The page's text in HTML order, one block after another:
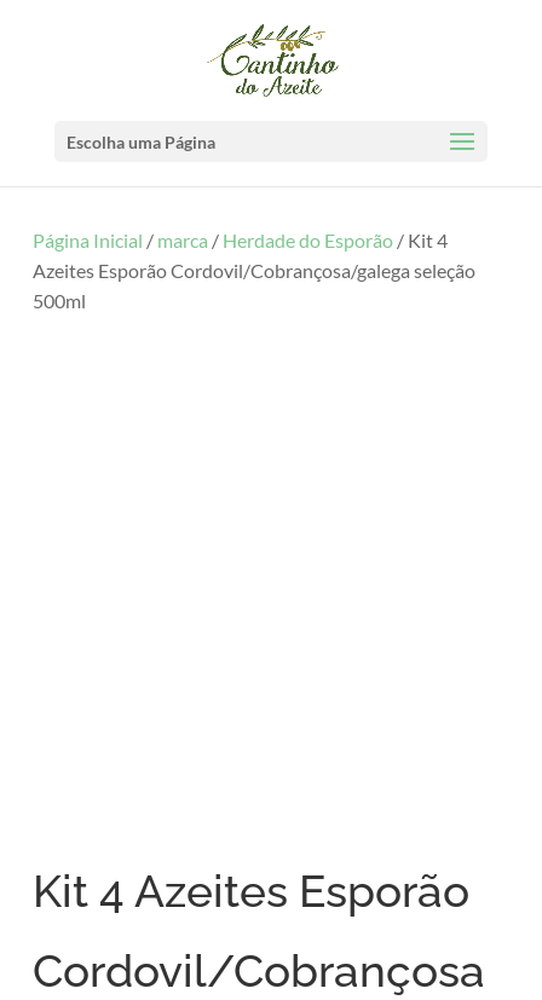
Escolha uma Página
Página Inicial / marca / Herdade do Esporão/ Kit 4
Azeites Esporão Cordovil/Cobrançosa/galega seleção
500ml
Kit 4 Azeites Esporão
Cordovil/Cobrançosa